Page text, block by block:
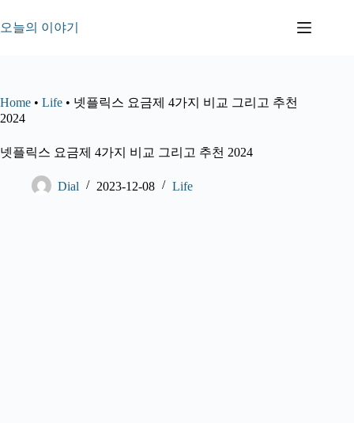
문
뛰
기
오늘의 이야기
Home • Life • 넷플릭스 요금제 4가지 비교 그리고 추천
2024
넷플릭스 요금제 4가지 비교 그리고 추천 2024
Dial 2023-12-08 Life